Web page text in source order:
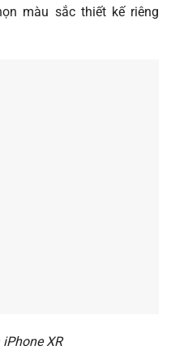
màu sắc thiết kế riêng
XR